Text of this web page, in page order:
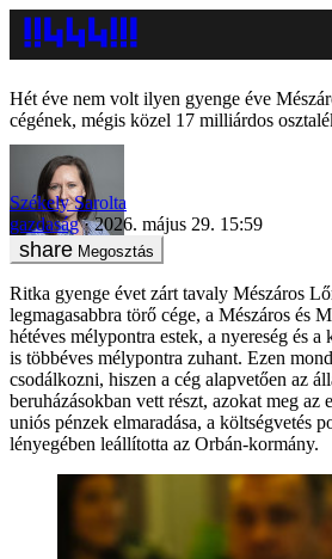
Hét éve nem volt ilyen gyenge éve
cégének, mégis közel 17 milliárdos
Székely Sarolta
gazdaság
2026. május 29. 15:59
Megosztás
Ritka gyenge évet zárt tavaly Mészáros
legmagasabbra törő cége, a Mészáros és
hétéves mélypontra estek, a nyereség és
is többéves mélypontra zuhant. Ezen
csodálkozni, hiszen a cég alapvetően az
beruházásokban vett részt, azokat meg az
uniós pénzek elmaradása, a költségvetés
lényegében leállította az Orbán-kormány.